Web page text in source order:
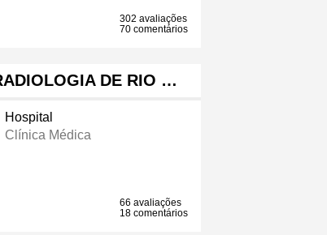
302 avaliações
70 comentários
DE RIO …
Hospital
Clínica Médica
66 avaliações
18 comentários